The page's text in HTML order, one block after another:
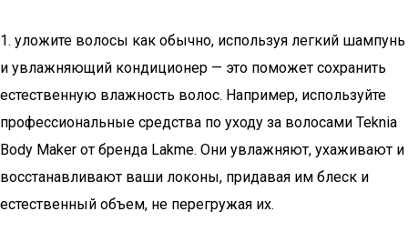
1. уложите волосы как обычно, используя легкий шампунь
и увлажняющий кондиционер — это поможет сохранить
естественную влажность волос. Например, используйте
профессиональные средства по уходу за волосами Teknia
Body Maker от бренда Lakme. Они увлажняют, ухаживают и
восстанавливают ваши локоны, придавая им блеск и
естественный объем, не перегружая их.